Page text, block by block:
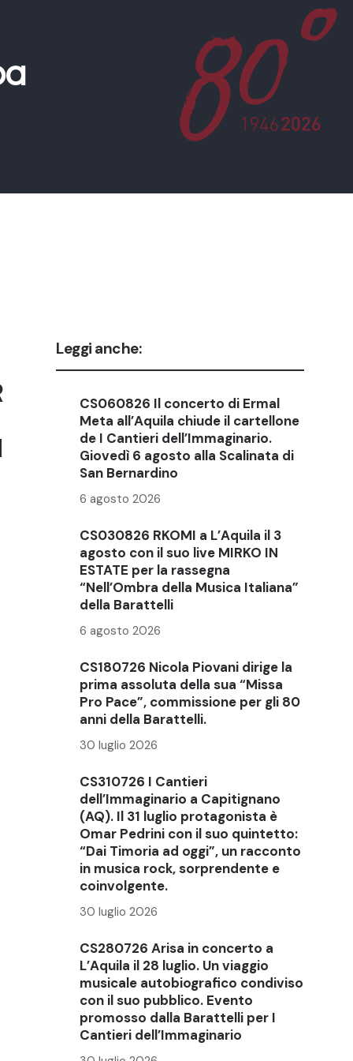
Leggi anche:
CS060826 Il concerto di Ermal
Meta all’Aquila chiude il cartellone
de I Cantieri dell’Immaginario.
Giovedì 6 agosto alla Scalinata di
San Bernardino
6 agosto 2026
CS030826 RKOMI a L’Aquila il 3
agosto con il suo live MIRKO IN
ESTATE per la rassegna
“Nell’Ombra della Musica Italiana”
della Barattelli
6 agosto 2026
CS180726 Nicola Piovani dirige la
prima assoluta della sua “Missa
Pro Pace”, commissione per gli 80
anni della Barattelli.
30 luglio 2026
CS310726 I Cantieri
dell’Immaginario a Capitignano
(AQ). Il 31 luglio protagonista è
Omar Pedrini con il suo quintetto:
“Dai Timoria ad oggi”, un racconto
in musica rock, sorprendente e
coinvolgente.
30 luglio 2026
CS280726 Arisa in concerto a
L’Aquila il 28 luglio. Un viaggio
musicale autobiografico condiviso
con il suo pubblico. Evento
promosso dalla Barattelli per I
Cantieri dell’Immaginario